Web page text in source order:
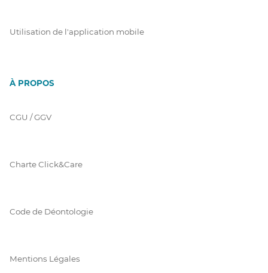
Utilisation de l'application mobile
À PROPOS
CGU / GGV
Charte Click&Care
Code de Déontologie
Mentions Légales